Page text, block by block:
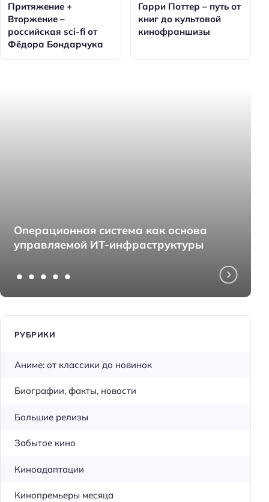
Притяжение +
Вторжение –
российская sci-fi от
Фёдора Бондарчука
Гарри Поттер – путь от
книг до культовой
кинофраншизы
Операционная система как основа
управляемой ИТ-инфраструктуры
РУБРИКИ
Аниме: от классики до новинок
Биографии, факты, новости
Большие релизы
Забытое кино
Киноадаптации
Кинопремьеры месяца